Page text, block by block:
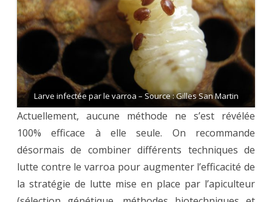
Larve infectée par le varroa – Source : Gilles San Martin
Actuellement, aucune méthode ne s’est révélée
100% efficace à elle seule. On recommande
désormais de combiner différents techniques de
lutte contre le varroa pour augmenter l’efficacité de
la stratégie de lutte mise en place par l’apiculteur